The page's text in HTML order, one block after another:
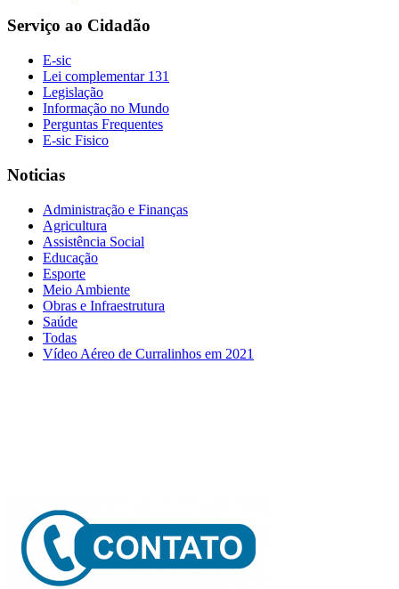
Serviço ao Cidadão
E-sic
Lei complementar 131
Legislação
Informação no Mundo
Perguntas Frequentes
E-sic Fisico
Noticias
Administração e Finanças
Agricultura
Assistência Social
Educação
Esporte
Meio Ambiente
Obras e Infraestrutura
Saúde
Todas
Vídeo Aéreo de Curralinhos em 2021